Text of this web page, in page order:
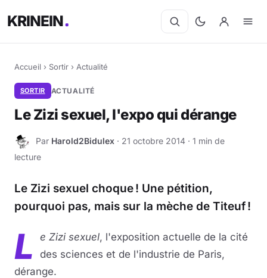
KRINEIN
Accueil › Sortir › Actualité
SORTIR ACTUALITÉ
Le Zizi sexuel, l'expo qui dérange
H Par Harold2Bidulex · 21 octobre 2014 · 1 min de
lecture
Le Zizi sexuel choque ! Une pétition,
pourquoi pas, mais sur la mèche de Titeuf !
L e Zizi sexuel, l'exposition actuelle de la cité
des sciences et de l'industrie de Paris,
dérange.